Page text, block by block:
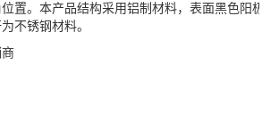
位置。本产品结构采用铝制材料，表面黑色阳极
不锈钢材料。